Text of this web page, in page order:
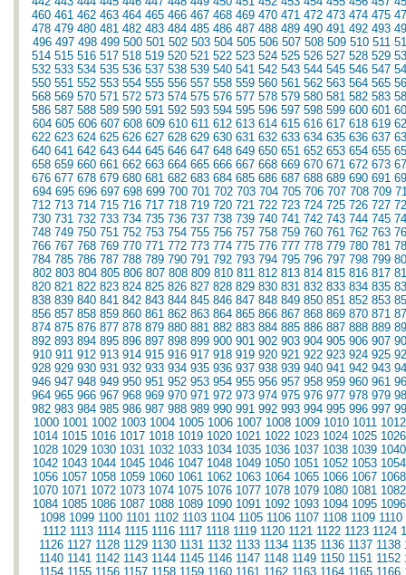
460 461 462 463 464 465 466 467 468 469 470 471 472 473 474 475
478 479 480 481 482 483 484 485 486 487 488 489 490 491 492 493
496 497 498 499 500 501 502 503 504 505 506 507 508 509 510 511
514 515 516 517 518 519 520 521 522 523 524 525 526 527 528 529
532 533 534 535 536 537 538 539 540 541 542 543 544 545 546 547
550 551 552 553 554 555 556 557 558 559 560 561 562 563 564 565
568 569 570 571 572 573 574 575 576 577 578 579 580 581 582 583
586 587 588 589 590 591 592 593 594 595 596 597 598 599 600 601
604 605 606 607 608 609 610 611 612 613 614 615 616 617 618 619
622 623 624 625 626 627 628 629 630 631 632 633 634 635 636 637
640 641 642 643 644 645 646 647 648 649 650 651 652 653 654 655
658 659 660 661 662 663 664 665 666 667 668 669 670 671 672 673
676 677 678 679 680 681 682 683 684 685 686 687 688 689 690 691
694 695 696 697 698 699 700 701 702 703 704 705 706 707 708 709
712 713 714 715 716 717 718 719 720 721 722 723 724 725 726 727
730 731 732 733 734 735 736 737 738 739 740 741 742 743 744 745
748 749 750 751 752 753 754 755 756 757 758 759 760 761 762 763
766 767 768 769 770 771 772 773 774 775 776 777 778 779 780 781
784 785 786 787 788 789 790 791 792 793 794 795 796 797 798 799
802 803 804 805 806 807 808 809 810 811 812 813 814 815 816 817
820 821 822 823 824 825 826 827 828 829 830 831 832 833 834 835
838 839 840 841 842 843 844 845 846 847 848 849 850 851 852 853
856 857 858 859 860 861 862 863 864 865 866 867 868 869 870 871
874 875 876 877 878 879 880 881 882 883 884 885 886 887 888 889
892 893 894 895 896 897 898 899 900 901 902 903 904 905 906 907
910 911 912 913 914 915 916 917 918 919 920 921 922 923 924 925
928 929 930 931 932 933 934 935 936 937 938 939 940 941 942 943
946 947 948 949 950 951 952 953 954 955 956 957 958 959 960 961
964 965 966 967 968 969 970 971 972 973 974 975 976 977 978 979
982 983 984 985 986 987 988 989 990 991 992 993 994 995 996 997
1000 1001 1002 1003 1004 1005 1006 1007 1008 1009 1010 1011 1012
1014 1015 1016 1017 1018 1019 1020 1021 1022 1023 1024 1025 1026
1028 1029 1030 1031 1032 1033 1034 1035 1036 1037 1038 1039 1040
1042 1043 1044 1045 1046 1047 1048 1049 1050 1051 1052 1053 1054
1056 1057 1058 1059 1060 1061 1062 1063 1064 1065 1066 1067 1068
1070 1071 1072 1073 1074 1075 1076 1077 1078 1079 1080 1081 1082
1084 1085 1086 1087 1088 1089 1090 1091 1092 1093 1094 1095 1096
1098 1099 1100 1101 1102 1103 1104 1105 1106 1107 1108 1109 1110
1112 1113 1114 1115 1116 1117 1118 1119 1120 1121 1122 1123 1124
1126 1127 1128 1129 1130 1131 1132 1133 1134 1135 1136 1137 1138
1140 1141 1142 1143 1144 1145 1146 1147 1148 1149 1150 1151 1152
1154 1155 1156 1157 1158 1159 1160 1161 1162 1163 1164 1165 1166